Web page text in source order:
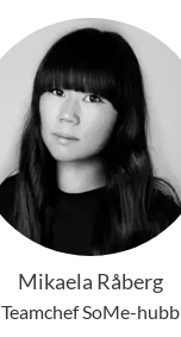
Mikaela Råberg
Teamchef SoMe-hubb